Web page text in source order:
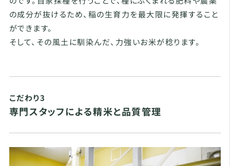
の成分が抜けるため、稲の生育力を最大限に発揮すること
ができます。
そして、その風土に馴染んだ、力強いお米が稔ります。
こだわり3
専門スタッフによる精米と品質管理